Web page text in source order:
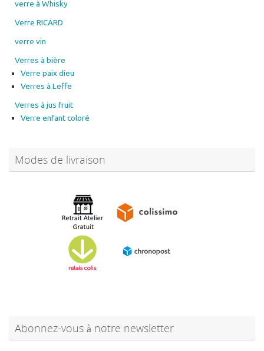
verre vin
Verres à bière
Verre paix dieu
Verres à jus fruit
Verre enfant coloré
Modes de livraison
Prénom